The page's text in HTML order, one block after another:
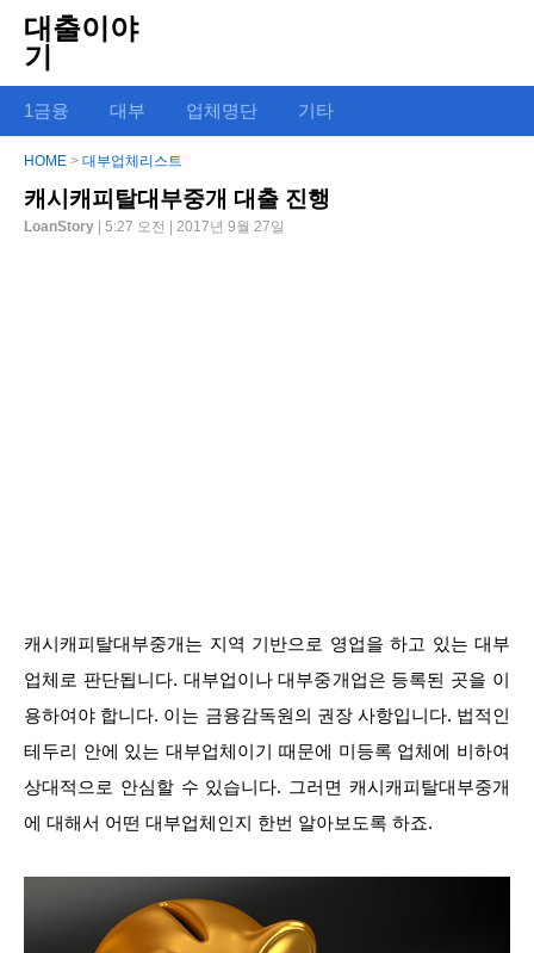
대출이야
기
1금융 대부 업체명단 기타
HOME > 대부업체리스트
캐시캐피탈대부중개 대출 진행
LoanStory | 5:27 오전 | 2017년 9월 27일
캐시캐피탈대부중개는 지역 기반으로 영업을 하고 있는 대부
업체로 판단됩니다. 대부업이나 대부중개업은 등록된 곳을 이
용하여야 합니다. 이는 금융감독원의 권장 사항입니다. 법적인
테두리 안에 있는 대부업체이기 때문에 미등록 업체에 비하여
상대적으로 안심할 수 있습니다. 그러면 캐시캐피탈대부중개
에 대해서 어떤 대부업체인지 한번 알아보도록 하죠.